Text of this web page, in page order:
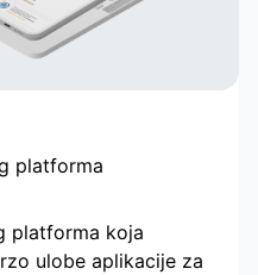
technical
to our
platforma
platforma koja
ulobe aplikacije za